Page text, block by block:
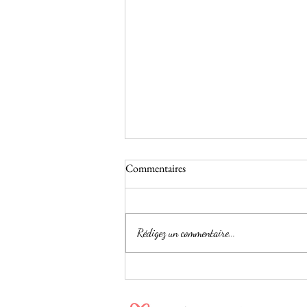
Commentaires
Rédigez un commentaire...